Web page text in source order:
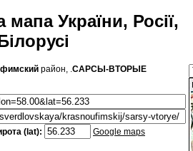
України, Росії,
район, .САРСЫ-ВТОРЫЕ
(lat): Google maps